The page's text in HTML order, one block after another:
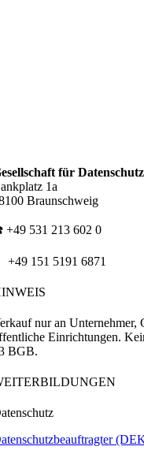
für Datenschutz
1a
Braunschweig
+49 531 213 602 0
+49 151 5191 6871
nur an Unternehmer,
Einrichtungen.
BGB.